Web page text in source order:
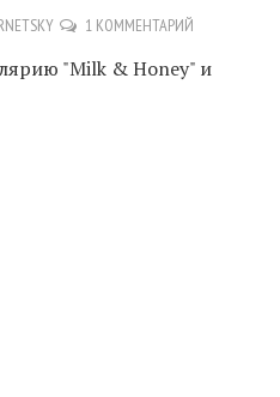
1 КОММЕНТАРИЙ
"Milk & Honey" и